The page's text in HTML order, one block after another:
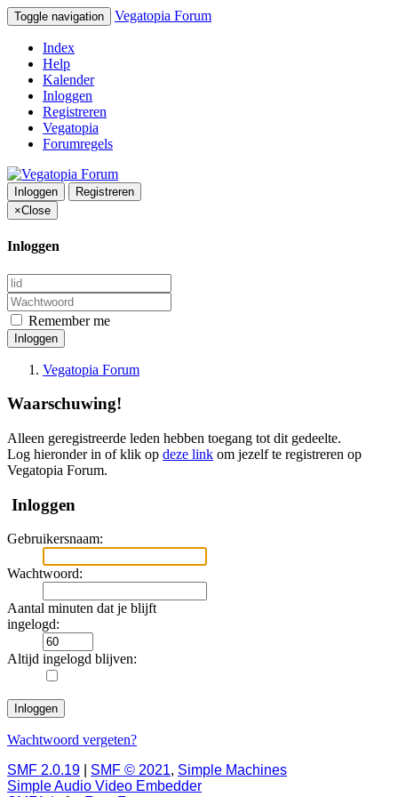
Toggle navigation Vegatopia Forum
Index
Help
Kalender
Inloggen
Registreren
Vegatopia
Forumregels
Inloggen
Registreren
×Close
Inloggen
Remember me
Inloggen
Vegatopia Forum
Waarschuwing!
Alleen geregistreerde leden hebben toegang tot dit gedeelte.
Log hieronder in of klik op deze link om jezelf te registreren op
Vegatopia Forum.
Inloggen
Gebruikersnaam:
Wachtwoord:
Aantal minuten dat je blijft
ingelogd:
Altijd ingelogd blijven:
Wachtwoord vergeten?
SMF 2.0.19
SMF © 2021, Simple Machines
Simple Audio Video Embedder